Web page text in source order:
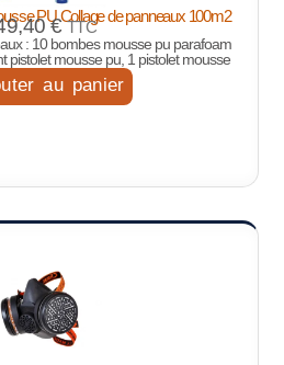
PU Collage de panneaux 100m2
€ TTC
: 10 bombes mousse pu parafoam
pistolet mousse pu, 1 pistolet mousse
au panier